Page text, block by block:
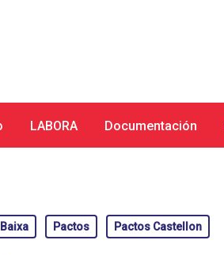
LABORA Documentación
Pactos Pactos Castellon